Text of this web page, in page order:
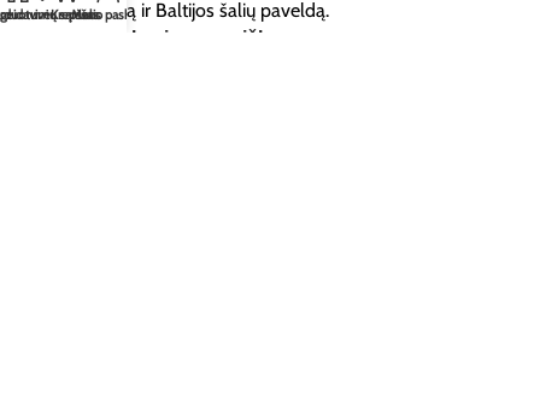
dizainą ir Baltijos šalių paveldą.
Unikalus ir asmeniškas
sąrašas
Krepšelis
Mano paskyra